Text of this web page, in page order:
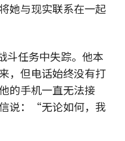
她与现实联系在一起
斗任务中失踪。他本
，但电话始终没有打
的手机一直无法接
说：“无论如何，我